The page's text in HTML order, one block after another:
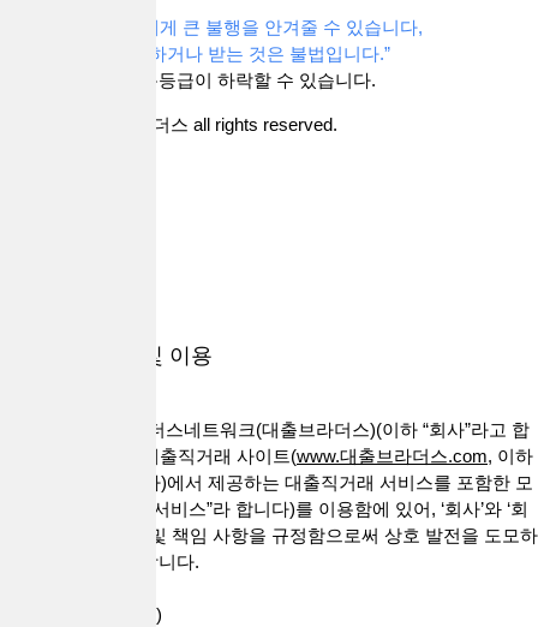
“과도한 빚은 자신에게 큰 불행을 안겨줄 수 있습니다,
중개수수료를 요구하거나 받는 것은 불법입니다.”
대출 시 귀하의 신용등급이 하락할 수 있습니다.
Copyright 대출브라더스 all rights reserved.
개인정보 수집 및 이용
이 약관은 (주)브라더스네트워크(대출브라더스)(이하 “회사”라고 합
니다)가 운영하는 대출직거래 사이트(www.대출브라더스.com, 이하
“사이트”라고 합니다)에서 제공하는 대출직거래 서비스를 포함한 모
든 웹 서비스(이하 “서비스”라 합니다)를 이용함에 있어, ‘회사’와 ‘회
원’간의 권리, 의무 및 책임 사항을 규정함으로써 상호 발전을 도모하
는 것을 목적으로 합니다.
제 1 조(약관의 적용)